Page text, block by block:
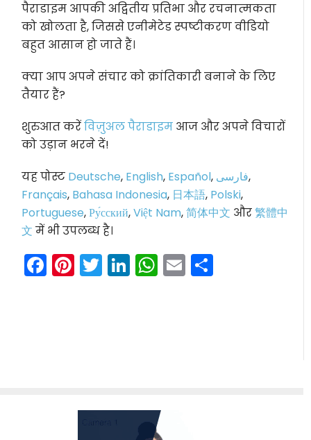
पैराडाइम आपकी अद्वितीय प्रतिभा और रचनात्मकता
को खोलता है, जिससे एनीमेटेड स्पष्टीकरण वीडियो
बहुत आसान हो जाते हैं।
क्या आप अपने संचार को क्रांतिकारी बनाने के लिए
तैयार हैं?
शुरुआत करेंविज़ुअल पैराडाइम आज और अपने विचारों
को उड़ान भरने दें!
यह पोस्ट Deutsche, English, Español, فارسی,
Français, Bahasa Indonesia, 日本語, Polski,
Portuguese,Ру́сский,Việt Nam,简体中文 और繁體中
文 में भी उपलब्ध है।
Facebook
Pinterest
Twitter
LinkedIn
WhatsApp
Email